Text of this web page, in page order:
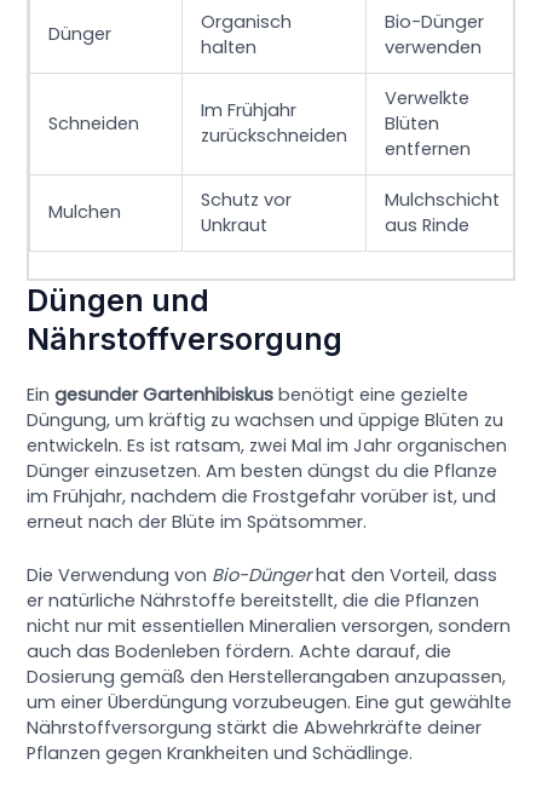
Dünger
Organisch
halten
Bio-Dünger
verwenden
Schneiden
Im Frühjahr
zurückschneiden
Verwelkte
Blüten
entfernen
Mulchen
Schutz vor
Unkraut
Mulchschicht
aus Rinde
Düngen und
Nährstoffversorgung
Eingesunder Gartenhibiskus benötigt eine gezielte
Düngung, um kräftig zu wachsen und üppige Blüten zu
entwickeln. Es ist ratsam, zwei Mal im Jahr organischen
Dünger einzusetzen. Am besten düngst du die Pflanze
im Frühjahr, nachdem die Frostgefahr vorüber ist, und
erneut nach der Blüte im Spätsommer.
Die Verwendung von Bio-Düngerhat den Vorteil, dass
er natürliche Nährstoffe bereitstellt, die die Pflanzen
nicht nur mit essentiellen Mineralien versorgen, sondern
auch das Bodenleben fördern. Achte darauf, die
Dosierung gemäß den Herstellerangaben anzupassen,
um einer Überdüngung vorzubeugen. Eine gut gewählte
Nährstoffversorgung stärkt die Abwehrkräfte deiner
Pflanzen gegen Krankheiten und Schädlinge.